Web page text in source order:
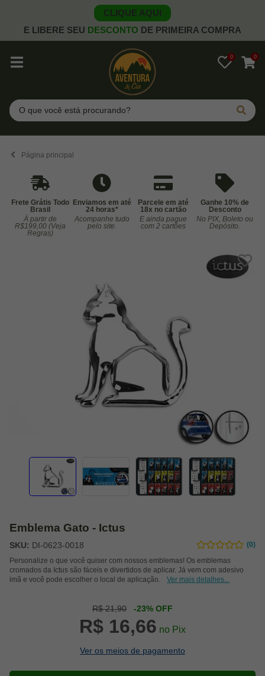
CLIQUE AQUI
E LIBERE SEU DESCONTO DE PRIMEIRA COMPRA
0 0
Pesquisar
Página principal
Frete Grátis Todo
Brasil
À partir de
R$199,00 (Veja
Regras)
Enviamos em até
24 horas*
Acompanhe tudo
pelo site.
Parcele em até
18x no cartão
E ainda pague
com 2 cartões
Ganhe 10% de
Desconto
No PIX, Boleto ou
Depósito.
Emblema Gato - Ictus
SKU: DI-0623-0018
(0)
Personalize o que você quiser com nossos emblemas! Os emblemas
cromados da Ictus são fáceis e divertidos de aplicar. Já vem com adesivo
imã e você pode escolher o local de aplicação.
Ver mais detalhes...
R$ 21,90 -23% OFF
R$ 16,66 no Pix
Ver os meios de pagamento